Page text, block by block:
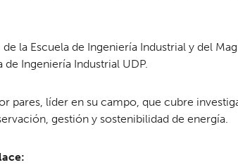
la Escuela de Ingeniería Industrial y del
de Ingeniería Industrial UDP.
pares, líder en su campo, que cubre
gestión y sostenibilidad de energía.